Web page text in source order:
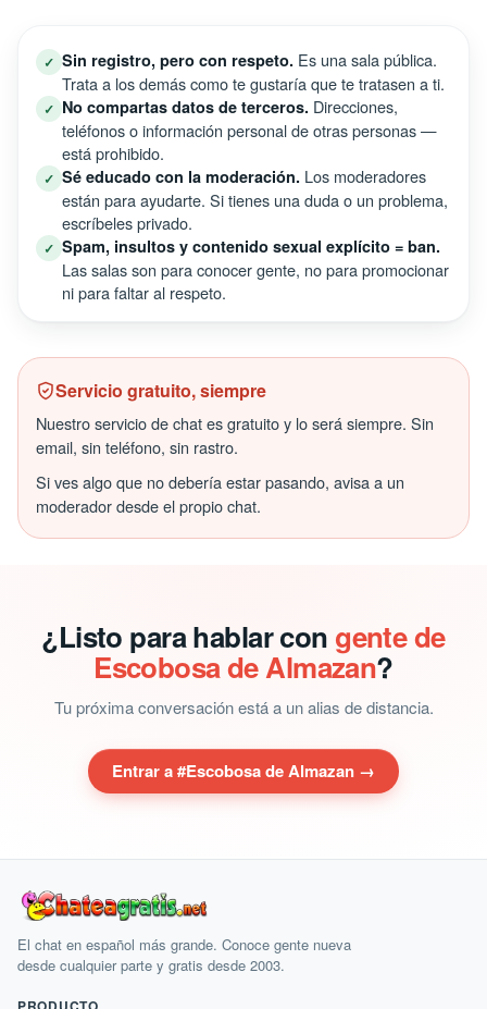
✓ Sin registro, pero con respeto. Es una sala pública.
Trata a los demás como te gustaría que te tratasen a ti.
✓ No compartas datos de terceros. Direcciones,
teléfonos o información personal de otras personas —
está prohibido.
✓ Sé educado con la moderación. Los moderadores
están para ayudarte. Si tienes una duda o un problema,
escríbeles privado.
✓ Spam, insultos y contenido sexual explícito = ban.
Las salas son para conocer gente, no para promocionar
ni para faltar al respeto.
Servicio gratuito, siempre
Nuestro servicio de chat es gratuito y lo será siempre. Sin
email, sin teléfono, sin rastro.
Si ves algo que no debería estar pasando, avisa a un
moderador desde el propio chat.
¿Listo para hablar con gente de
Escobosa de Almazan?
Tu próxima conversación está a un alias de distancia.
Entrar a #Escobosa de Almazan →
El chat en español más grande. Conoce gente nueva
desde cualquier parte y gratis desde 2003.